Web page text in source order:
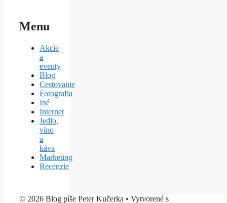
Menu
Akcie
a
eventy
Blog
Cestovanie
Fotografia
Iné
Internet
Jedlo,
víno
a
káva
Marketing
Recenzie
© 2026 Blog píše Peter Kučerka • Vytvorené s